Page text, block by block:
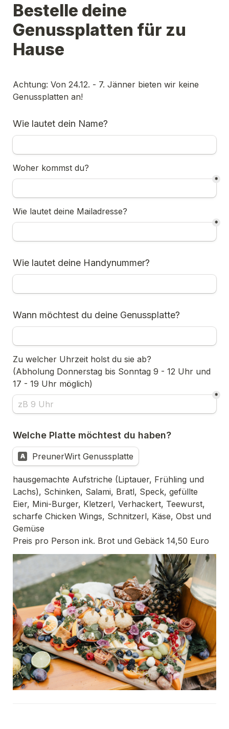
Bestelle deine
Genussplatten für zu
Hause
Achtung: Von 24.12. - 7. Jänner bieten wir keine
Genussplatten an!
Wie lautet dein Name?
Woher kommst du?
*
Wie lautet deine Mailadresse?
*
Wie lautet deine Handynummer?
Wann möchtest du deine Genussplatte?
(Abholung Donnerstag bis Sonntag 9 - 12 Uhr und
17 - 19 Uhr möglich)
*
Welche Platte möchtest du haben?
A PreunerWirt Genussplatte
hausgemachte Aufstriche (Liptauer, Frühling und
Lachs), Schinken, Salami, Bratl, Speck, gefüllte
Eier, Mini-Burger, Kletzerl, Verhackert, Teewurst,
scharfe Chicken Wings, Schnitzerl, Käse, Obst und
Preis pro Person ink. Brot und Gebäck 14,50 Euro